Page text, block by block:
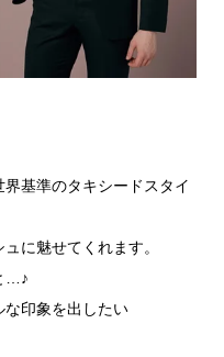
基準のタキシードスタイ
に魅せてくれます。
…♪
な印象を出したい